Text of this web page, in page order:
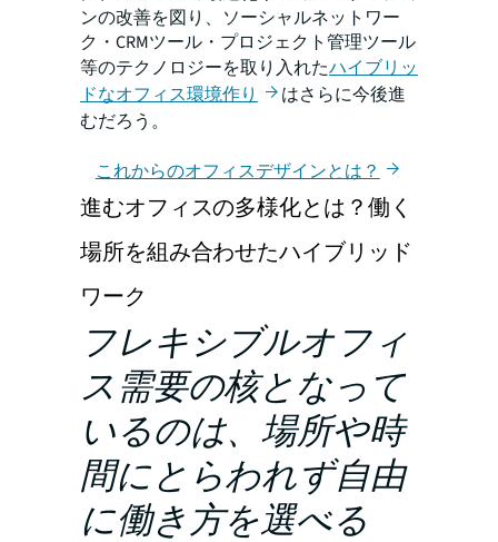
ンの改善を図り、ソーシャルネットワー
ク・CRMツール・プロジェクト管理ツール
等のテクノロジーを取り入れたハイブリッ
ドなオフィス環境作り
はさらに今後進
むだろう。
これからのオフィスデザインとは？
進むオフィスの多様化とは？働く
場所を組み合わせたハイブリッド
ワーク
フレキシブルオフィ
ス需要の核となって
いるのは、場所や時
間にとらわれず自由
に働き方を選べる